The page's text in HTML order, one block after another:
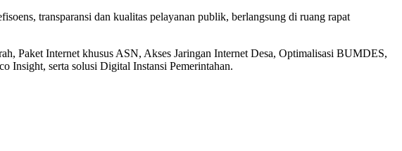
transparansi dan kualitas pelayanan publik, berlangsung di ruang rapat
Paket Internet khusus ASN, Akses Jaringan Internet Desa, Optimalisasi BUMDES,
Insight, serta solusi Digital Instansi Pemerintahan.